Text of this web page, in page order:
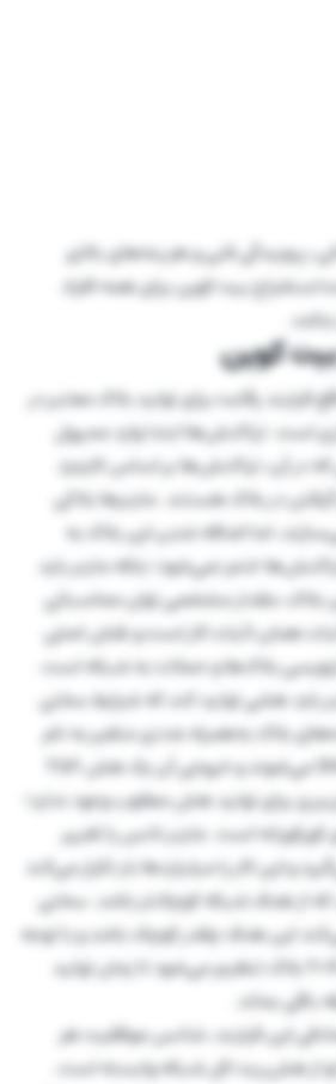
پیچیدگی فنی و هزینه‌های بالای
بیت کوین برای همه افراد
کوین
فرایند رقابت برای تولید بلاک معتبر در
است. تراکنش‌ها ابتدا وارد ممپول
در آن، تراکنش‌ها بر اساس کارمزد
در بلاک هستند. ماینرها بلاکی
اما اضافه شدن این بلاک به
ختم نمی‌شود؛ بلکه ماینر باید
بلاک، مقدار مشخصی توان محاسباتی
همان اثبات کار است و نقش اصلی
بلاک‌ها و حملات به شبکه است.
باید هشی تولید کند که شرایط سختی
بلاک به‌همراه عددی متغیر به نام
نانس، وارد تابع SHA-256 می‌شوند و خروجی آن یک هش ۲۵۶
برای تولید هش مطلوب وجود ندارد؛
است. ماینر نانس را تغییر
این کار را میلیاردها بار تکرار می‌کند
که از هدف شبکه کوچک‌تر باشد. سختی
این هدف چقدر کوچک باشد و با توجه
به قدرت کل شبکه، هر ۲۰۱۶ بلاک تنظیم می‌شود تا زمان تولید
این فرایند، شانس موفقیت هر
از هش‌ریت کل شبکه وابسته است.